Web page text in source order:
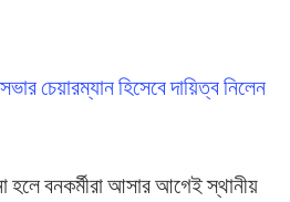
চেয়ারম্যান হিসেবে দায়িত্ব নিলেন
হলে বনকর্মীরা আসার আগেই স্থানীয়